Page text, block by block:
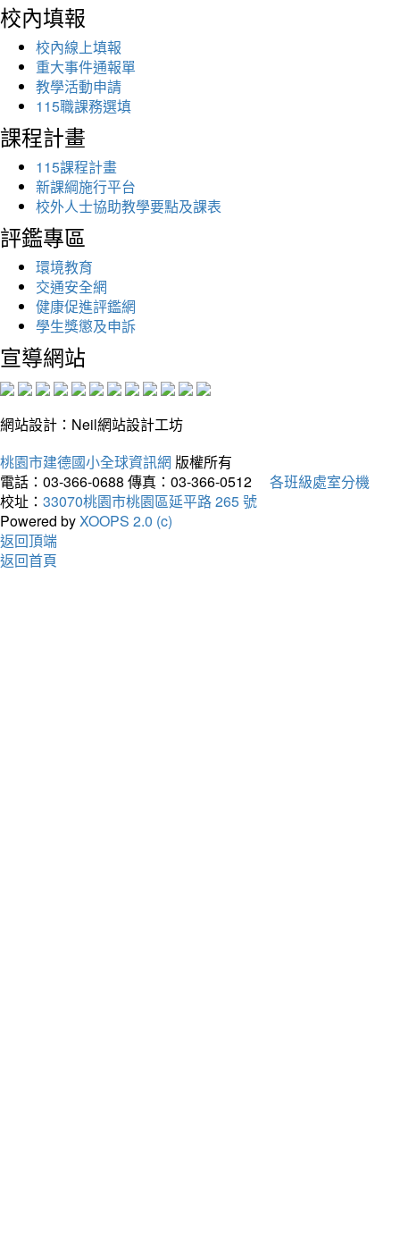
校內填報
校內線上填報
重大事件通報單
教學活動申請
115職課務選填
課程計畫
115課程計畫
新課綱施行平台
校外人士協助教學要點及課表
評鑑專區
環境教育
交通安全網
健康促進評鑑網
學生獎懲及申訴
宣導網站
網站設計：Neil網站設計工坊
桃園市建德國小全球資訊網 版權所有
電話：03-366-0688 傳真：03-366-0512
各班級處室分機
校址： 33070桃園市桃園區延平路 265 號
Powered byXOOPS 2.0 (c)
返回頂端
返回首頁